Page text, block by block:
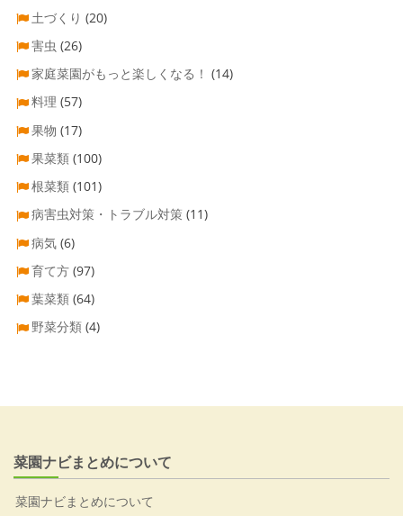
土づくり (20)
害虫 (26)
家庭菜園がもっと楽しくなる！ (14)
料理 (57)
果物 (17)
果菜類 (100)
根菜類 (101)
病害虫対策・トラブル対策 (11)
病気 (6)
育て方 (97)
葉菜類 (64)
野菜分類 (4)
菜園ナビまとめについて
菜園ナビまとめについて